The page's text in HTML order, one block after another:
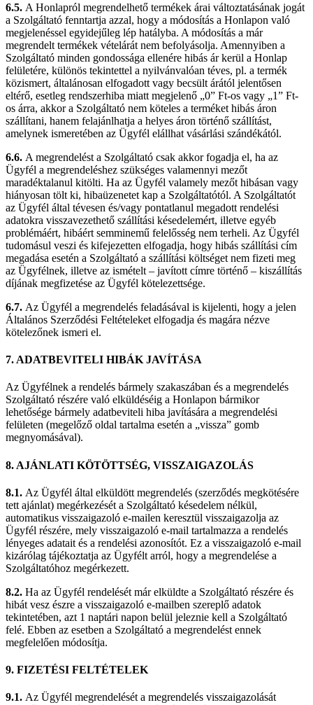
6.5. A Honlapról megrendelhető termékek árai változtatásának jogát
a Szolgáltató fenntartja azzal, hogy a módosítás a Honlapon való
megjelenéssel egyidejűleg lép hatályba. A módosítás a már
megrendelt termékek vételárát nem befolyásolja. Amennyiben a
Szolgáltató minden gondossága ellenére hibás ár kerül a Honlap
felületére, különös tekintettel a nyilvánvalóan téves, pl. a termék
közismert, általánosan elfogadott vagy becsült árától jelentősen
eltérő, esetleg rendszerhiba miatt megjelenő „0” Ft-os vagy „1” Ft-
os árra, akkor a Szolgáltató nem köteles a terméket hibás áron
szállítani, hanem felajánlhatja a helyes áron történő szállítást,
amelynek ismeretében az Ügyfél elállhat vásárlási szándékától.
6.6. A megrendelést a Szolgáltató csak akkor fogadja el, ha az
Ügyfél a megrendeléshez szükséges valamennyi mezőt
maradéktalanul kitölti. Ha az Ügyfél valamely mezőt hibásan vagy
hiányosan tölt ki, hibaüzenetet kap a Szolgáltatótól. A Szolgáltatót
az Ügyfél által tévesen és/vagy pontatlanul megadott rendelési
adatokra visszavezethető szállítási késedelemért, illetve egyéb
problémáért, hibáért semminemű felelősség nem terheli. Az Ügyfél
tudomásul veszi és kifejezetten elfogadja, hogy hibás szállítási cím
megadása esetén a Szolgáltató a szállítási költséget nem fizeti meg
az Ügyfélnek, illetve az ismételt – javított címre történő – kiszállítás
díjának megfizetése az Ügyfél kötelezettsége.
6.7. Az Ügyfél a megrendelés feladásával is kijelenti, hogy a jelen
Általános Szerződési Feltételeket elfogadja és magára nézve
kötelezőnek ismeri el.
7. ADATBEVITELI HIBÁK JAVÍTÁSA
Az Ügyfélnek a rendelés bármely szakaszában és a megrendelés
Szolgáltató részére való elküldéséig a Honlapon bármikor
lehetősége bármely adatbeviteli hiba javítására a megrendelési
felületen (megelőző oldal tartalma esetén a „vissza” gomb
megnyomásával).
8. AJÁNLATI KÖTÖTTSÉG, VISSZAIGAZOLÁS
8.1. Az Ügyfél által elküldött megrendelés (szerződés megkötésére
tett ajánlat) megérkezését a Szolgáltató késedelem nélkül,
automatikus visszaigazoló e-mailen keresztül visszaigazolja az
Ügyfél részére, mely visszaigazoló e-mail tartalmazza a rendelés
lényeges adatait és a rendelési azonosítót. Ez a visszaigazoló e-mail
kizárólag tájékoztatja az Ügyfélt arról, hogy a megrendelése a
Szolgáltatóhoz megérkezett.
8.2. Ha az Ügyfél rendelését már elküldte a Szolgáltató részére és
hibát vesz észre a visszaigazoló e-mailben szereplő adatok
tekintetében, azt 1 naptári napon belül jeleznie kell a Szolgáltató
felé. Ebben az esetben a Szolgáltató a megrendelést ennek
megfelelően módosítja.
9. FIZETÉSI FELTÉTELEK
9.1. Az Ügyfél megrendelését a megrendelés visszaigazolását